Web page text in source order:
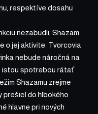
respektíve dosahu
nezabudli, Shazam
o jej aktivite. Tvorcovia
nebude náročná na
istou spotrebou rátať
Shazamu zrejme
prešiel do hlbokého
hlavne pri nových